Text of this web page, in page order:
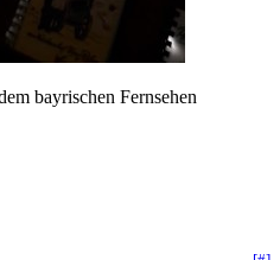
bayrischen Fernsehen